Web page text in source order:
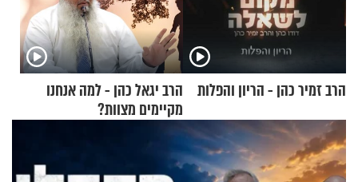
הרב זמיר כהן - הריון והפלות
הרב יגאל כהן - למה אנחנו
מקיימים מצוות?